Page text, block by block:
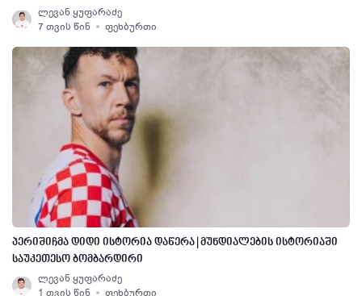
ლევან ყუფარაძე
7 თვის წინ
ფეხბურთი
პერიშიჩმა დიდი ისტორია დაწერა | მუნდიალების ისტორიაში
საუკეთესო ბომბარდირი
ლევან ყუფარაძე
1 თვის წინ
ფეხბურთი